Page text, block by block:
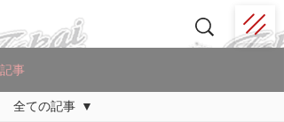
記事
全ての記事